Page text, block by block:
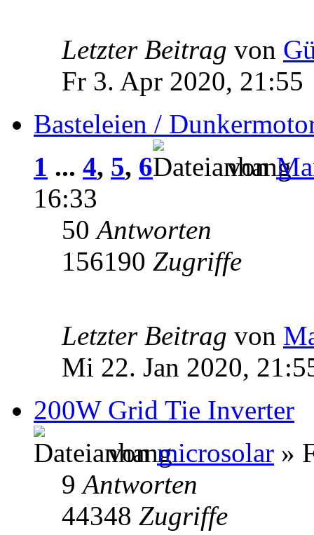
Letzter Beitrag von
Fr 3. Apr 2020, 21:55
Basteleien /
1 ... 4, 5, 6 von
16:33
50Antworten
156190 Zugriffe
Letzter Beitrag von
Mi 22. Jan 2020,
200W Grid Tie Inverter
vonmicrosolar »
9Antworten
44348 Zugriffe